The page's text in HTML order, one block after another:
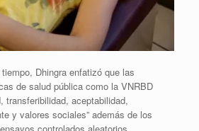
Dhingra enfatizó que las
de salud pública como la VNRBD
transferibilidad, aceptabilidad,
y valores sociales” además de los